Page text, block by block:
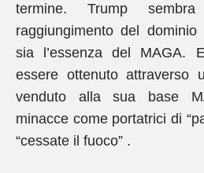
termine. Trump
raggiungimento del
sia l’essenza del MAGA.
essere ottenuto attraverso
venduto alla sua base
minacce come portatrici di
“cessate il fuoco” .